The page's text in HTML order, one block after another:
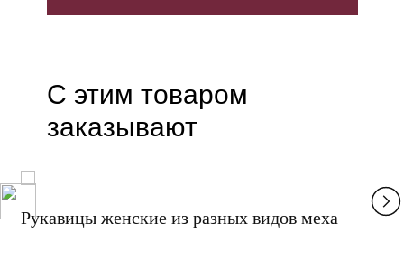
С этим товаром
заказывают
Рукавицы женские из разных видов меха